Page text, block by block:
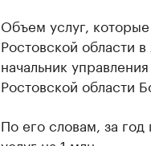
Объем услуг,
Ростовской области
начальник
Ростовской области
По его словам, за